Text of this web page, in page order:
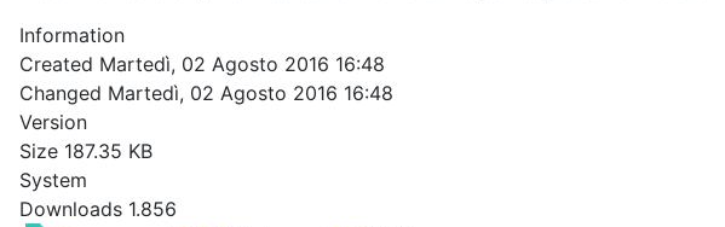
Information
Created Martedì, 02 Agosto 2016 16:48
Changed Martedì, 02 Agosto 2016 16:48
Version
Size 187.35 KB
System
Downloads 1.856